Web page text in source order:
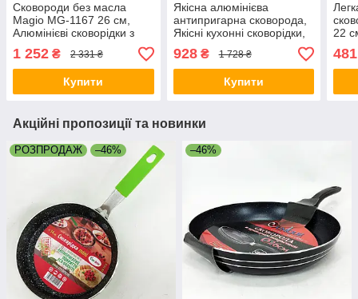
Сковороди без масла
Magio MG-1167 26 см,
Алюмінієві сковорідки з
антипригарним покриттям
JB-19
1 252 ₴ 2 331 ₴
Купити
Якісна алюмінієва
антипригарна сковорода,
Якісні кухонні сковорідки,
приготування NA-48
928₴ 1 728 ₴
Купити
22
AG-
481
Акційні пропозиції та новинки
РОЗПРОДАЖ –46% –46%